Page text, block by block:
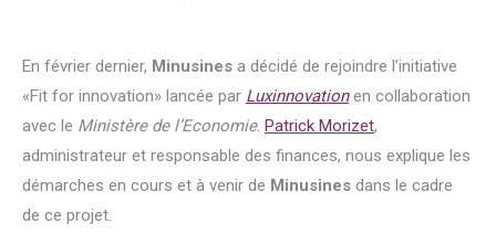
En février dernier, Minusines a décidé de rejoindre l’initiative
«Fit for innovation» lancée par Luxinnovationen collaboration
avec le Ministère de l’Economie. Patrick Morizet,
administrateur et responsable des finances, nous explique les
démarches en cours et à venir de Minusines dans le cadre
de ce projet.